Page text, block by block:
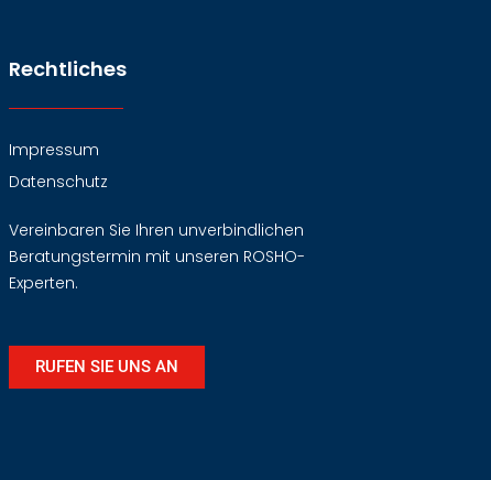
Rechtliches
Impressum
Datenschutz
Vereinbaren Sie Ihren unverbindlichen
Beratungstermin mit unseren ROSHO-
Experten.
RUFEN SIE UNS AN